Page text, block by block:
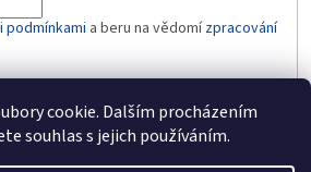
cookie. Dalším procházením
souhlas s jejich používáním.
podmínkami a beru na vědomízpracování